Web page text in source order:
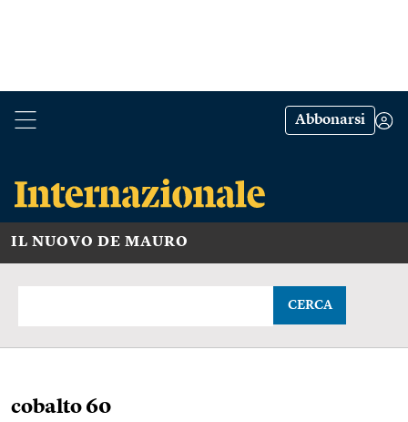
Abbonarsi
IL NUOVO DE MAURO
CERCA
cobalto 60